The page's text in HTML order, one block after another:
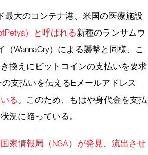
最大のコンテナ港、米国の医療施設
）と呼ばれる新種のランサムウ
WannaCry）による襲撃と同様、こ
換えにビットコインの支払いを要求
支払いを伝えるEメールアドレス
る。このため、もはや身代金を支払
況に陥っている。
家情報局（NSA）が発見、流出させ